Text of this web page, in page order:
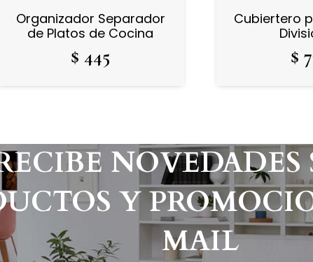
Organizador Separador
de Platos de Cocina
$ 445
Cubiertero
$
NOVEDADES
Y
MAIL